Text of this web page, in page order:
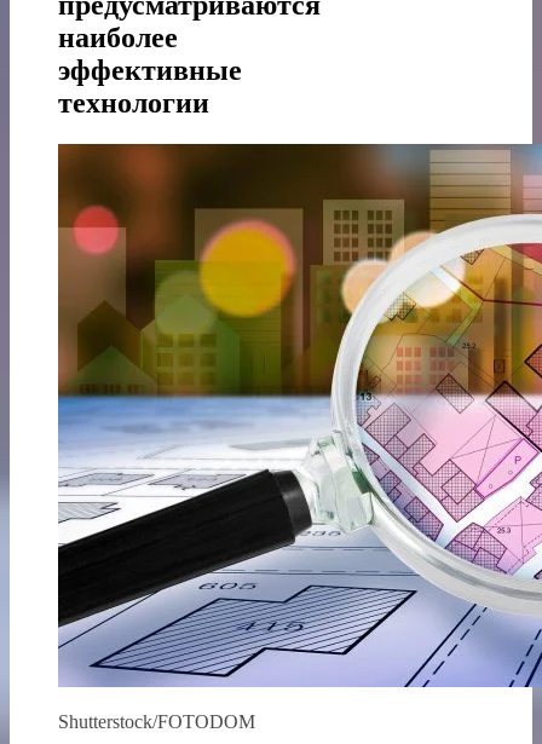
наиболее
эффективные
технологии
Shutterstock/FOTODOM